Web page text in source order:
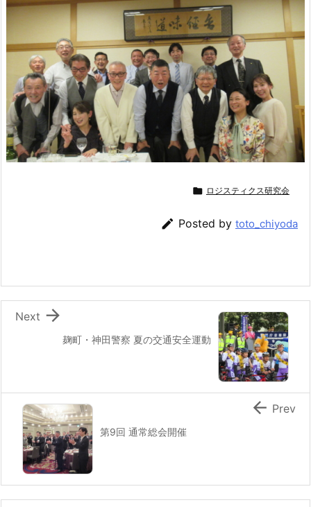
 ロジスティクス研究会
 Posted by toto_chiyoda
麹町・神田警察 夏の交通安全運動

Next
第9回 通常総会開催
 Prev